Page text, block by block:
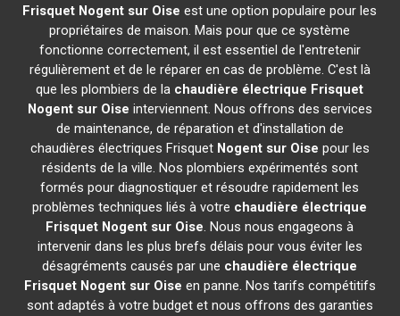
Frisquet Nogent sur Oise est une option populaire pour les
propriétaires de maison. Mais pour que ce système
fonctionne correctement, il est essentiel de l'entretenir
régulièrement et de le réparer en cas de problème. C'est là
que les plombiers de la chaudière électrique Frisquet
Nogent sur Oise interviennent. Nous offrons des services
de maintenance, de réparation et d'installation de
chaudières électriques Frisquet Nogent sur Oise pour les
résidents de la ville. Nos plombiers expérimentés sont
formés pour diagnostiquer et résoudre rapidement les
problèmes techniques liés à votre chaudière électrique
Frisquet Nogent sur Oise. Nous nous engageons à
intervenir dans les plus brefs délais pour vous éviter les
désagréments causés par une chaudière électrique
Frisquet Nogent sur Oise en panne. Nos tarifs compétitifs
sont adaptés à votre budget et nous offrons des garanties